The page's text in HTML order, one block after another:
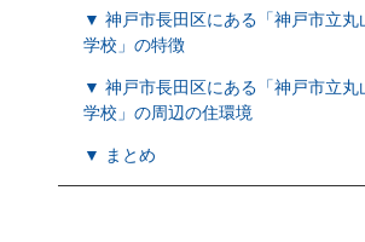
▼ 神戸市長田区にある「神戸市立丸
学校」の特徴
▼ 神戸市長田区にある「神戸市立丸
学校」の周辺の住環境
▼ まとめ